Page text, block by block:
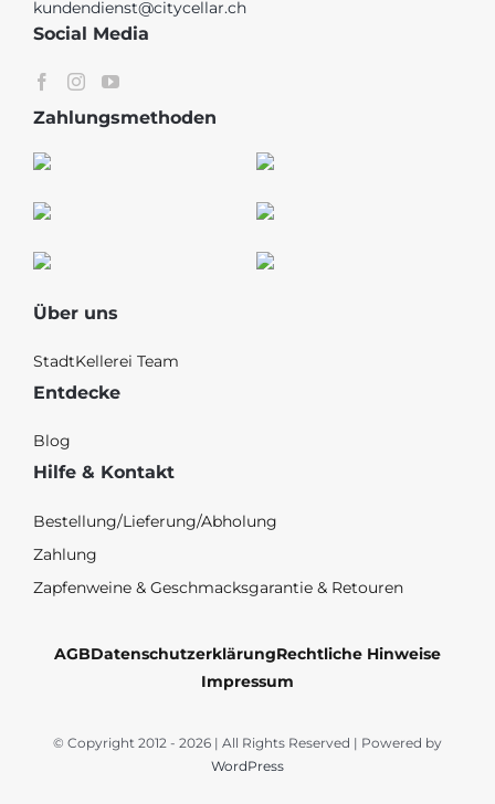
kundendienst@citycellar.ch
Social Media
Zahlungsmethoden
Über uns
StadtKellerei Team
Entdecke
Blog
Hilfe & Kontakt
Bestellung/Lieferung/Abholung
Zahlung
Zapfenweine & Geschmacksgarantie & Retouren
AGBDatenschutzerklärungRechtliche Hinweise
Impressum
© Copyright 2012 - 2026 | All Rights Reserved | Powered by
WordPress